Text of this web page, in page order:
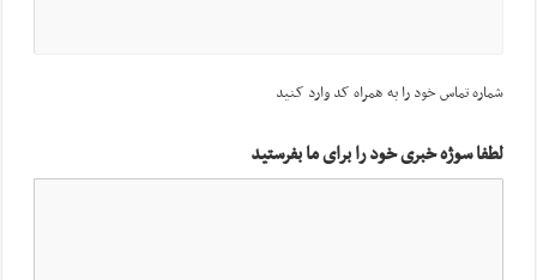
شماره تماس خود را به همراه کد وارد کنید
لطفا سوژه خبری خود را برای ما بفرستید